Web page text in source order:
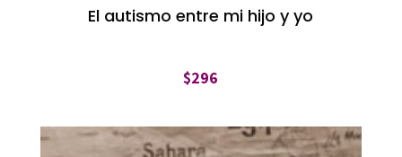
El autismo entre mi hijo y yo
$296